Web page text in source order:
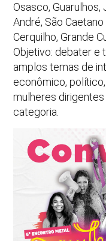
Osasco, Guarulhos,
André, São
Cerquilho, Grande
Objetivo: debater e
amplos temas de
econômico,
mulheres
categoria.